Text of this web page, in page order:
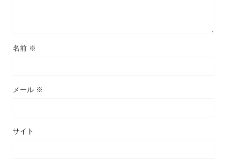
名前 ※
メール ※
サイト